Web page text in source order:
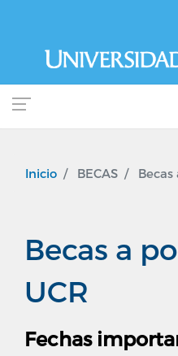
Inicio BECAS Becas
Becas a
UCR
Fechas